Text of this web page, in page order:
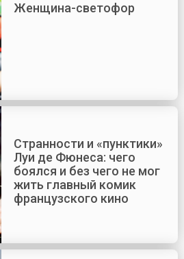
Женщина-светофор
Странности и «пунктики»
Луи де Фюнеса: чего
боялся и без чего не мог
жить главный комик
французского кино